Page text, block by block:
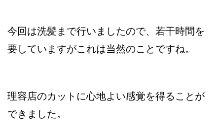
今回は洗髪まで行いましたので、若干時間を
要していますがこれは当然のことですね。
理容店のカットに心地よい感覚を得ることが
できました。